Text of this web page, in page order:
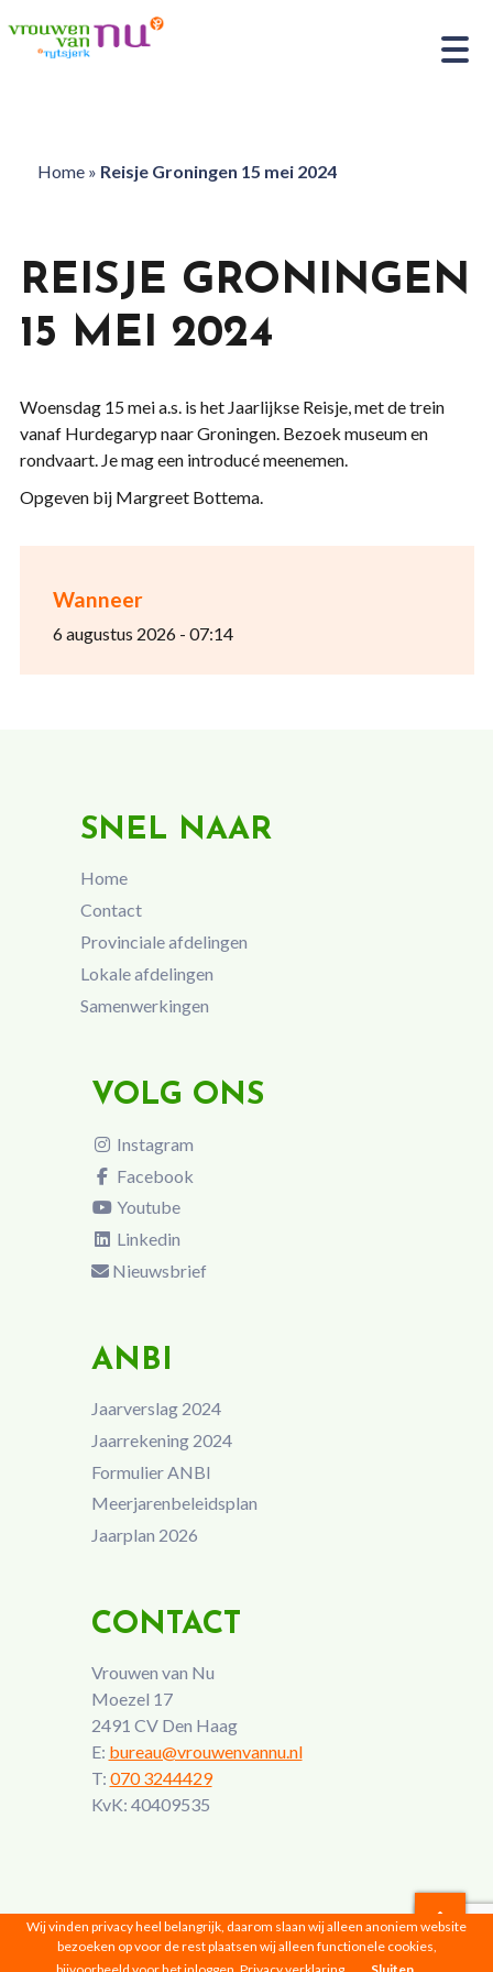
Home» Reisje Groningen 15 mei 2024
Wanneer
6 augustus 2026 - 07:14
REISJE GRONINGEN
15 MEI 2024
Woensdag 15 mei a.s. is het Jaarlijkse Reisje, met de trein
vanaf Hurdegaryp naar Groningen. Bezoek museum en
rondvaart. Je mag een introducé meenemen.
Opgeven bij Margreet Bottema.
SNEL NAAR
Home
Contact
Provinciale afdelingen
Lokale afdelingen
Samenwerkingen
VOLG ONS
Instagram
Facebook
Youtube
Linkedin
Nieuwsbrief
ANBI
Jaarverslag 2024
Jaarrekening 2024
Formulier ANBI
Meerjarenbeleidsplan
Jaarplan 2026
CONTACT
Vrouwen van Nu
Moezel 17
2491 CV Den Haag
E: bureau@vrouwenvannu.nl
T: 070 3244429
KvK: 40409535
Vrouwen van Nu © 2026 |Privacyverklaring
Wij vinden privacy heel belangrijk, daarom slaan wij alleen anoniem website
bezoeken op voor de rest plaatsen wij alleen functionele cookies,